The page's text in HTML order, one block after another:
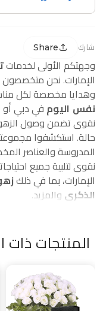
شارك Share
وجهتكم الأولى لخدمات
الإمارات. نحن متخصصون
وهدايا مخصصة لكل
نفس اليوم في دبي أو
نقوى تضمن وصول
حالة. استكشفوا
المدروسة والعناصر
نقوى لتلبية جميع
الإمارات، بما في ذلك
الذكرى والمزيد.
المنتجات ذات